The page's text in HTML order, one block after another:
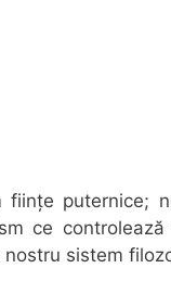
ființe puternice;
ce
nostru sistem